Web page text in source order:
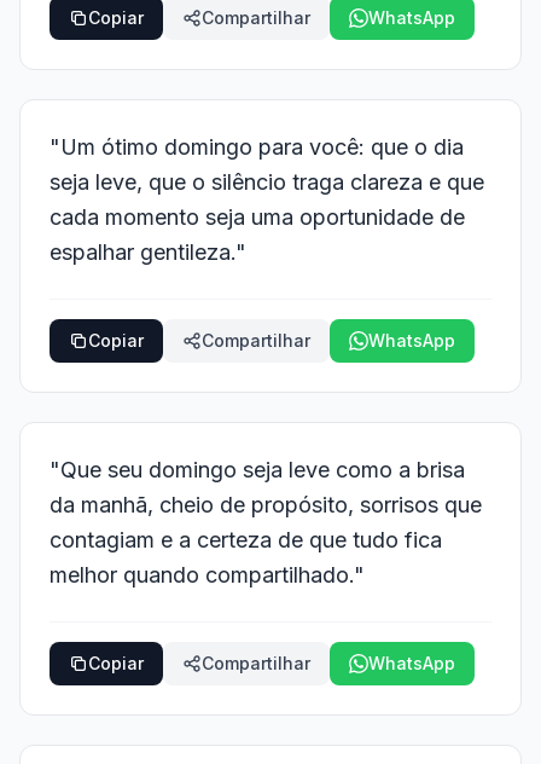
Copiar Compartilhar WhatsApp
"Um ótimo domingo para você: que o dia
seja leve, que o silêncio traga clareza e que
cada momento seja uma oportunidade de
espalhar gentileza."
Copiar Compartilhar WhatsApp
"Que seu domingo seja leve como a brisa
da manhã, cheio de propósito, sorrisos que
contagiam e a certeza de que tudo fica
melhor quando compartilhado."
Copiar Compartilhar WhatsApp